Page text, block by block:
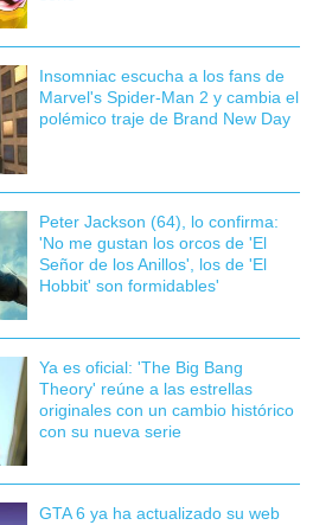
Insomniac escucha a los fans de
Marvel's Spider-Man 2 y cambia el
polémico traje de Brand New Day
Peter Jackson (64), lo confirma:
'No me gustan los orcos de 'El
Señor de los Anillos', los de 'El
Hobbit' son formidables'
Ya es oficial: 'The Big Bang
Theory' reúne a las estrellas
originales con un cambio histórico
con su nueva serie
GTA 6 ya ha actualizado su web